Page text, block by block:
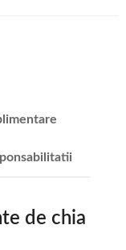
de chia